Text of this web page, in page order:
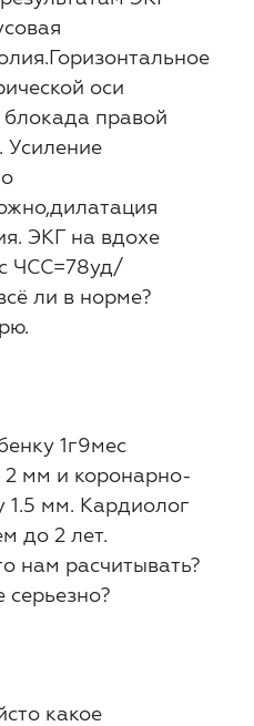
оси
правой
Усиление
ЭКГ на вдохе
ЧСС=78уд/
ли в норме?
1г9мес
мм и коронарно-
1.5 мм. Кардиолог
до 2 лет.
нам расчитывать?
серьезно?
какое